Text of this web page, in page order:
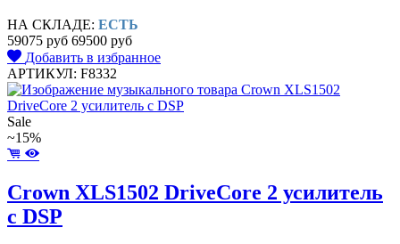
НА СКЛАДЕ: ЕСТЬ
59075 руб 69500 руб
Добавить в избранное
АРТИКУЛ: F8332
Sale
~15%
Crown XLS1502 DriveCore 2 усилитель
c DSP